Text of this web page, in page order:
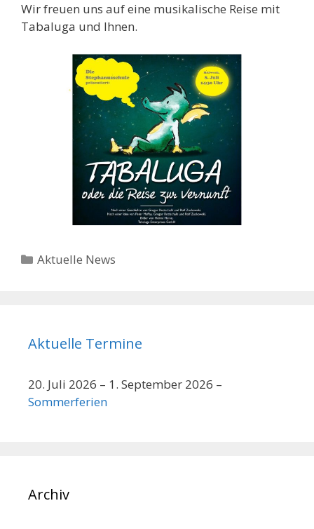
Wir freuen uns auf eine musikalische Reise mit
Tabaluga und Ihnen.
Kategorien
Aktuelle News
Aktuelle Termine
20. Juli 2026 – 1. September 2026 –
Sommerferien
Archiv